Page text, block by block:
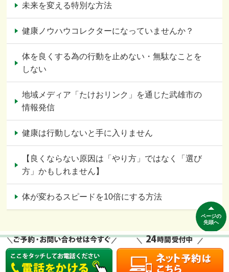
未来を変える特別な方法
健康ノウハウコレクターになっていませんか？
体を良くする為の行動を止めない・無駄なことを
しない
地域メディア「たけおリンク」を通じた武雄市の
情報発信
健康は行動しないと手に入りません
【良くならない原因は「やり方」ではなく「選び
方」かもしれません】
体が変わるスピードを10倍にする方法
ページの
先頭へ